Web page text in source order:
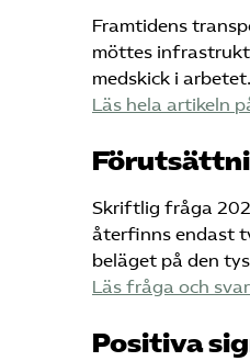
Framtidens
möttes
medskick i arbetet.
Läs hela artikeln
Skriftlig fråga
återfinns endast
beläget på den
Läs fråga och
Positiva